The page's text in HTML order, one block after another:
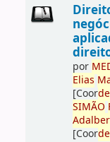
por ME
Elias
[Coorde
SIMÃO
[Coorde